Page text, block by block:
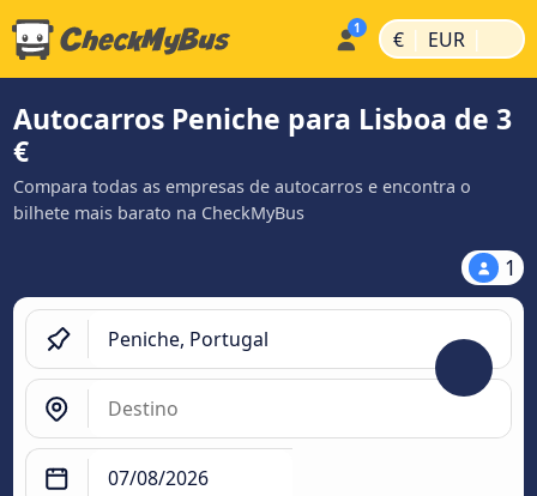
€ | EUR |
Autocarros Peniche para Lisboa de 3
€
Compara todas as empresas de autocarros e encontra o
bilhete mais barato na CheckMyBus
1